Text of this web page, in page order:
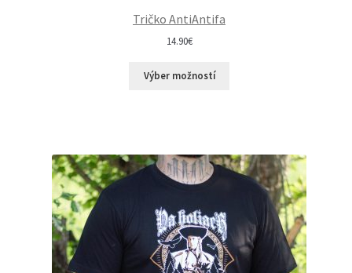
Tričko AntiAntifa
14.90€
Výber možností